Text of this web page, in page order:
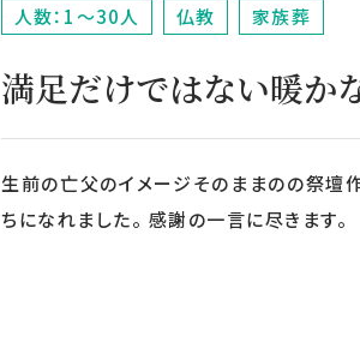
人数：1～30人 仏教 家族葬
満足だけではない暖か
生前の亡父のイメージそのままのの祭壇
ちになれました。 感謝の一言に尽きます。